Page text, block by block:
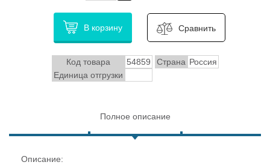
В корзину Сравнить
Код товара 54859 Страна Россия
Единица отгрузки
Полное описание
Описание: